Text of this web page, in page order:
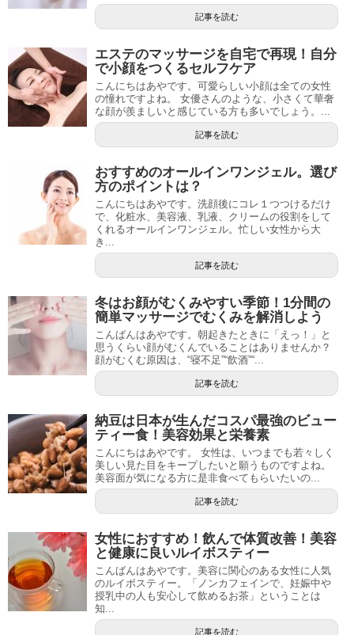
記事を読む
エステのマッサージを自宅で再現！自分
で小顔をつくるセルフケア
こんにちはあやです。可愛らしい小顔は全ての女性
の憧れですよね。 女優さんのような、小さくて華奢
な顔が羨ましいと感じている方も多いでしょう。...
記事を読む
おすすめのオールインワンジェル。選び
方のポイントは？
こんにちはあやです。洗顔後にコレ１つつけるだけ
で、化粧水、美容液、乳液、クリームの役割をして
くれるオールインワンジェル。忙しい女性から大
き...
記事を読む
冬はお顔がむくみやすい季節！1分間の
簡単マッサージでむくみを解消しよう
こんばんはあやです。朝起きたときに「えっ！」と
思うくらい顔がむくんでいることはありませんか？
顔がむくむ原因は、“寝不足”“飲酒”“...
記事を読む
納豆は日本が生んだコスパ最強のビュー
ティー食！美容効果と栄養素
こんにちはあやです。 女性は、いつまでも若々しく
美しい見た目をキープしたいと願うものですよね。
美容面が気になる方に是非食べてもらいたいの...
記事を読む
女性におすすめ！飲んで体質改善！美容
と健康に良いルイボスティー
こんばんはあやです。美容に関心のある女性に人気
のルイボスティー。「ノンカフェインで、妊娠中や
授乳中の人も安心して飲めるお茶」ということは
知...
記事を読む